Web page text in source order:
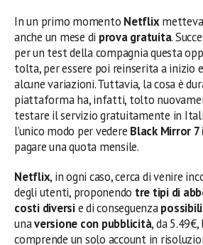
In un primo momento Netflixmetteva
anche un mese di prova gratuita.
per un test della compagnia questa
tolta, per essere poi reinserita a inizio
alcune variazioni. Tuttavia, la cosa è
piattaforma ha, infatti, tolto
testare il servizio gratuitamente in
l’unico modo per vedere Black Mirror 7
pagare una quota mensile.
Netflix, in ogni caso, cerca di venire
degli utenti, proponendo tre tipi di
costi diversie di conseguenza
unaversione con pubblicità, da 5.49€,
comprende un solo account in